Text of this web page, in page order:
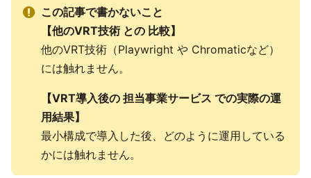
この記事で書かないこと
【他のVRT技術 との 比較】
他のVRT技術（Playwright や Chromaticなど）
には触れません。
【VRT導入後の 担当事業サービス での実際の運
用結果】
最小構成で導入した後、どのように運用している
かには触れません。